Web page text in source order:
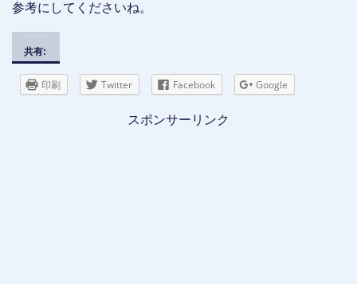
参考にしてくださいね。
共有:
印刷 Twitter Facebook Google
スポンサーリンク